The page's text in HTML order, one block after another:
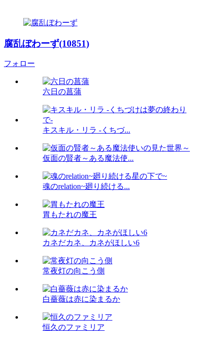
腐乱ぼわーず(10851)
フォロー
六日の菖蒲
キスキル・リラ -くちづ...
仮面の賢者～ある魔法使...
魂のrelation~廻り続ける...
胃もたれの魔王
カネだカネ、カネがほしい6
常夜灯の向こう側
白薔薇は赤に染まるか
恒久のファミリア